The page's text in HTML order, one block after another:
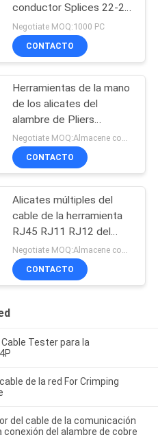
conductor Splices 22-26
AWG Wire K1 Lock Wire
Joint UY/UY2
Negotiate MOQ:1000 PC
CONTACTO
Herramientas de la mano
de los alicates del
alambre de Pliers
Networking Cable del
pelacables de la red que
prensan
Negotiate MOQ:Almacene como petición del cliente, tipo modificado para requisitos particulares 300 cartones.
CONTACTO
Alicates múltiples del
cable de la herramienta
RJ45 RJ11 RJ12 del
cable de la red que
prensan
Negotiate MOQ:Almacene como petición del cliente, tipo modificado para requisitos particulares 300 cartones.
CONTACTO
Tester para la
de la red For Crimping
del cable de la comunicación
conexión del alambre de cobre